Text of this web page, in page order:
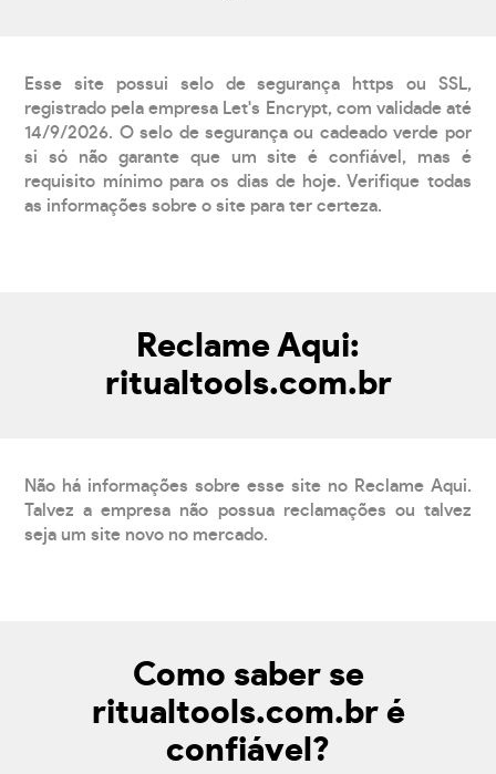
Esse site possui selo de segurança https ou SSL,
registrado pela empresa Let's Encrypt, com validade até
14/9/2026. O selo de segurança ou cadeado verde por
si só não garante que um site é confiável, mas é
requisito mínimo para os dias de hoje. Verifique todas
as informações sobre o site para ter certeza.
Reclame Aqui:
ritualtools.com.br
Não há informações sobre esse site no Reclame Aqui.
Talvez a empresa não possua reclamações ou talvez
seja um site novo no mercado.
Como saber se
ritualtools.com.br é
confiável?